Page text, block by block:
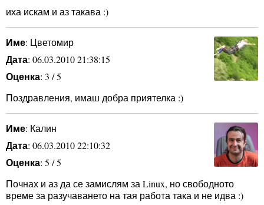
иха искам и аз такава :)
Име: Цветомир
Дата: 06.03.2010 21:38:15
Оценка: 3 / 5
Поздравления, имаш добра приятелка :)
Име: Калин
Дата: 06.03.2010 22:10:32
Оценка: 5 / 5
Почнах и аз да се замислям за Linux, но свободното
време за разучаването на тая работа така и не идва :)